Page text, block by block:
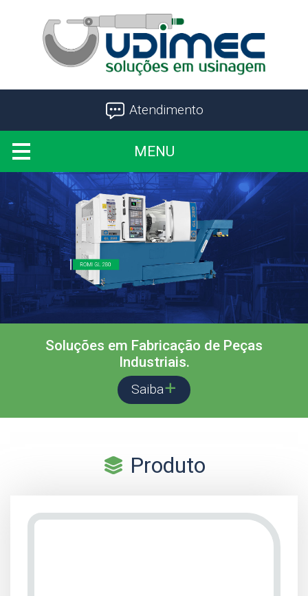
Atendimento
MENU
Soluções em Fabricação de Peças
Industriais.
Saiba
Produto